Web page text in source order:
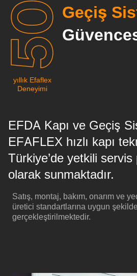
yıllık Efaflex
Deneyimi
Geçiş
EFDA Kapı ve Geçiş
EFAFLEX hızlı kapı
Türkiye’de yetkili servis
olarak sunmaktadır.
Satış, montaj, bakım, onarım ve
üretici standartlarına uygun şekilde
gerçekleştirilmektedir.